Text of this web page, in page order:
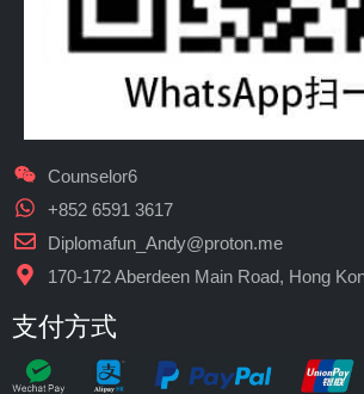
Counselor6
+852 6591 3617
Diplomafun_Andy@proton.me
170-172 Aberdeen Main Road, Hong
支付方式